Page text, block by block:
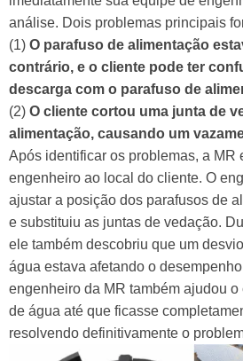
análise. Dois problemas principais
(1) O parafuso de alimentação
contrário, e o cliente pode ter
descarga com o parafuso de
(2) O cliente cortou uma junta de
alimentação, causando um
Após identificar os problemas, a MR
engenheiro ao local do cliente. O
ajustar a posição dos parafusos de
e substituiu as juntas de vedação.
ele também descobriu que um
água estava afetando o
engenheiro da MR também ajudou
de água até que ficasse
resolvendo definitivamente o